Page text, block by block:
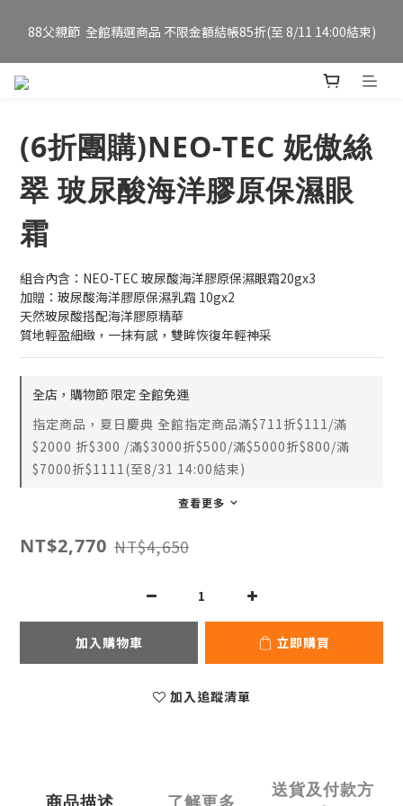
饋
LINE購物導購  88父親節加碼LINE POINTS 8%回饋 (詳見說明 至
妮傲絲翠官方旗艦店 全新改版 全館免運/夏日慶典 會員12%點數回
饋
(6折團購)NEO-TEC 妮傲絲
翠 玻尿酸海洋膠原保濕眼
霜
組合內含：NEO-TEC 玻尿酸海洋膠原保濕眼霜20gx3
加贈：玻尿酸海洋膠原保濕乳霜 10gx2
天然玻尿酸搭配海洋膠原精華
質地輕盈細緻，一抹有感，雙眸恢復年輕神采
全店，購物節 限定 全館免運
指定商品，夏日慶典 全館指定商品滿$711折$111/滿
$2000 折$300 /滿$3000折$500/滿$5000折$800/滿
$7000折$1111(至8/31 14:00結束)
查看更多
NT$2,770 NT$4,650
加入購物車 立即購買
加入追蹤清單
商品描述 了解更多
送貨及付款方